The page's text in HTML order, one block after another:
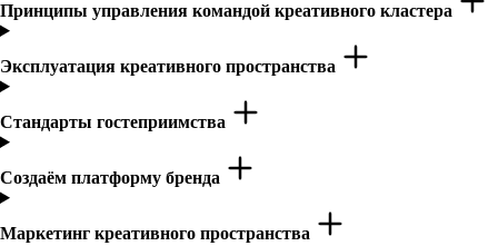
Принципы управления командой креативного кластера
Эксплуатация креативного пространства
Стандарты гостеприимства
Создаём платформу бренда
Маркетинг креативного пространства